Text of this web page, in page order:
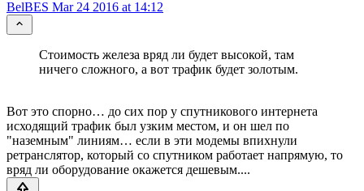
BelBES Mar 24 2016 at 14:12
Стоимость железа вряд ли будет высокой, там
ничего сложного, а вот трафик будет золотым.
Вот это спорно… до сих пор у спутникового интернета
исходящий трафик был узким местом, и он шел по
"наземным" линиям… если в эти модемы впихнули
ретранслятор, который со спутником работает напрямую, то
вряд ли оборудование окажется дешевым....